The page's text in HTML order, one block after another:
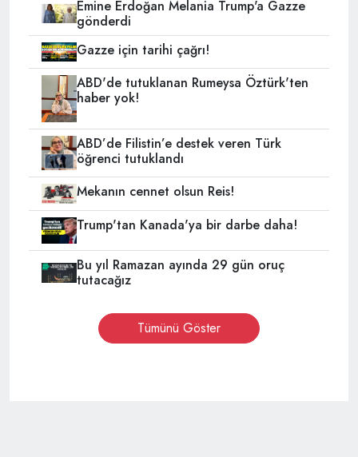
Emine Erdoğan Melania Trump'a Gazze
gönderdi
Gazze için tarihi çağrı!
ABD'de tutuklanan Rumeysa Öztürk'ten
haber yok!
ABD’de Filistin’e destek veren Türk
öğrenci tutuklandı
Mekanın cennet olsun Reis!
Trump'tan Kanada'ya bir darbe daha!
Bu yıl Ramazan ayında 29 gün oruç
tutacağız
Tümünü Göster